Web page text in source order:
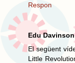
Respon
Edu Davinson
El següent
Little